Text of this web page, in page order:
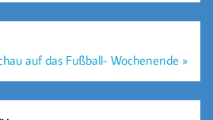
auf das Fußball- Wochenende »